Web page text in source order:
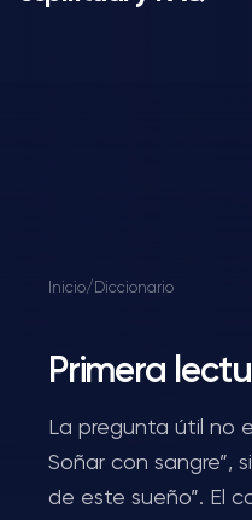
Inicio/ Diccionario
Primera
La pregunta útil no
Soñar con sangre”,
de este sueño”. El